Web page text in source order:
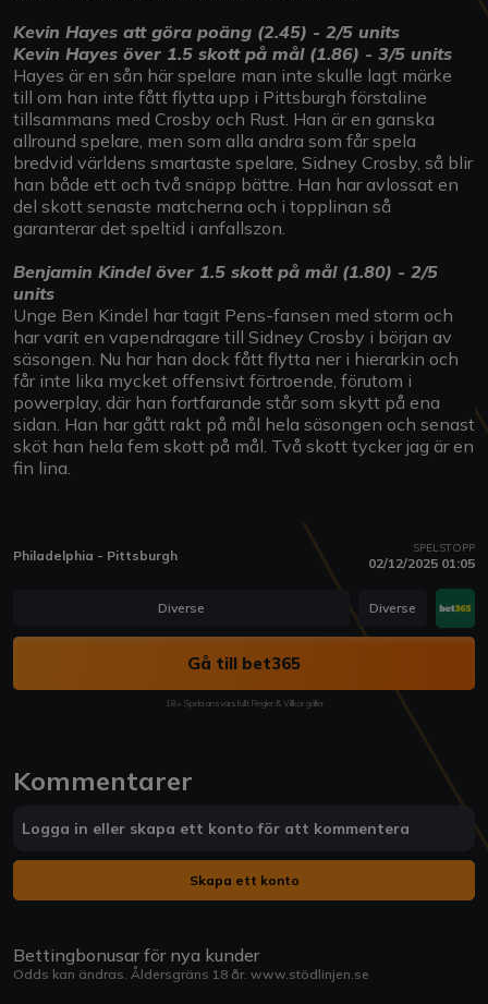
Kevin Hayes att göra poäng (2.45) - 2/5 units
Kevin Hayes över 1.5 skott på mål (1.86) - 3/5 units
Hayes är en sån här spelare man inte skulle lagt märke
till om han inte fått flytta upp i Pittsburgh förstaline
tillsammans med Crosby och Rust. Han är en ganska
allround spelare, men som alla andra som får spela
bredvid världens smartaste spelare, Sidney Crosby, så blir
han både ett och två snäpp bättre. Han har avlossat en
del skott senaste matcherna och i topplinan så
garanterar det speltid i anfallszon.
Benjamin Kindel över 1.5 skott på mål (1.80) - 2/5
units
Unge Ben Kindel har tagit Pens-fansen med storm och
har varit en vapendragare till Sidney Crosby i början av
säsongen. Nu har han dock fått flytta ner i hierarkin och
får inte lika mycket offensivt förtroende, förutom i
powerplay, där han fortfarande står som skytt på ena
sidan. Han har gått rakt på mål hela säsongen och senast
sköt han hela fem skott på mål. Två skott tycker jag är en
fin lina.
Philadelphia - Pittsburgh SPELSTOPP
02/12/2025 01:05
Diverse Diverse
Gå till bet365
18+ Spela ansvarsfullt Regler & Villkor gäller
Kommentarer
Logga in eller skapa ett konto för att kommentera
Skapa ett konto
Bettingbonusar för nya kunder
Odds kan ändras. Åldersgräns 18 år. www.stödlinjen.se